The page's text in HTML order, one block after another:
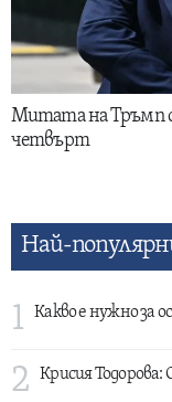
Митата на Тръмп
четвърт
Най-
1 Какво е нужно за
2 Крисия